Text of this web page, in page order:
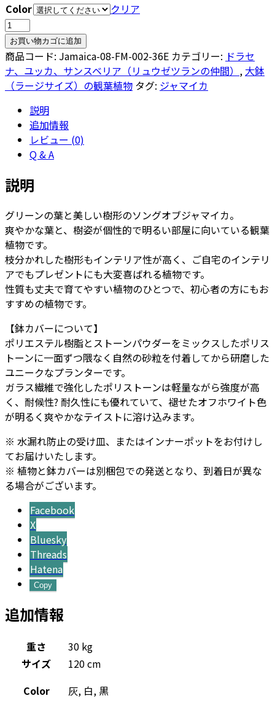
Color
クリア
ソ
ン
グ
オ
ブ・
号
ー
タ
キ
ュ
ー
ブ
プ
ン
タ
ー
S
36
-
カ
ラ
ー
個
お買い物カゴに追加
商品コード: Jamaica-08-FM-002-36E カテゴリー: ドラセ
ナ、ユッカ、サンスベリア（リュウゼツランの仲間） , 大鉢
（ラージサイズ）の観葉植物 タグ: ジャマイカ
説明
追加情報
レビュー (0)
Q & A
説明
グリーンの葉と美しい樹形のソングオブジャマイカ。
爽やかな葉と、樹姿が個性的で明るい部屋に向いている観葉
植物です。
枝分かれした樹形もインテリア性が高く、ご自宅のインテリ
アでもプレゼントにも大変喜ばれる植物です。
性質も丈夫で育てやすい植物のひとつで、初心者の方にもお
すすめの植物です。
【鉢カバーについて】
ポリエステル樹脂とストーンパウダーをミックスしたポリス
トーンに一面ずつ隈なく自然の砂粒を付着してから研磨した
ユニークなプランターです。
ガラス繊維で強化したポリストーンは軽量ながら強度が高
く、耐候性? 耐久性にも優れていて、褪せたオフホワイト色
が明るく爽やかなテイストに溶け込みます。
※ 水漏れ防止の受け皿、またはインナーポットをお付けし
てお届けいたします。
※ 植物と鉢カバーは別梱包での発送となり、到着日が異な
る場合がございます。
Facebook
X
Bluesky
Threads
Hatena
Copy
追加情報
重さ
30 kg
サイズ
120 cm
Color
灰, 白, 黒